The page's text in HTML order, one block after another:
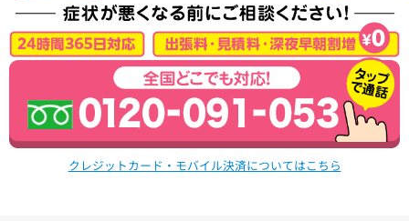
VシリーズLMPB060A1GDC1G+LDPB060BAGEN2
VシリーズLMPB075A1GDC1G+LDPB075BAGEN2
VシリーズLMPB075A3GDC1G+LDPB075BAGEN2
VシリーズLMPB075B1GDC1G+LDPB075BAGEN2
VシリーズLMPB075B3GDC1G+LDPB075BAGEN2
浴室
サザナ
クレジットカード・モバイル決済についてはこちら